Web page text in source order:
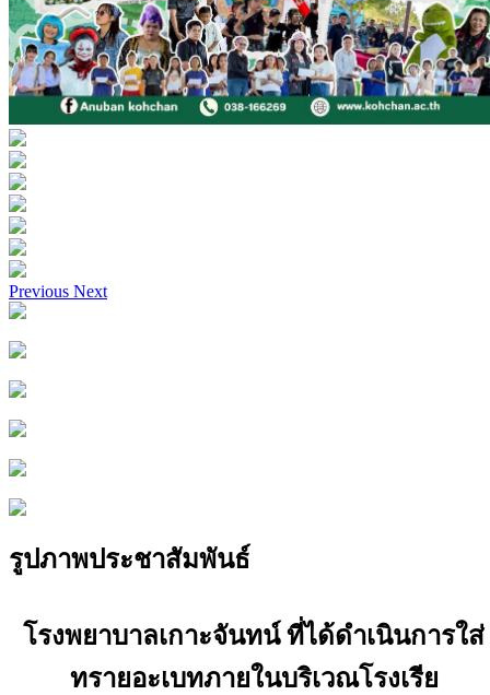
Previous Next
รูปภาพประชาสัมพันธ์
โรงพยาบาลเกาะจันทน์ ที่ได้ดำเนินการใส่
ทรายอะเบทภายในบริเวณโรงเรีย